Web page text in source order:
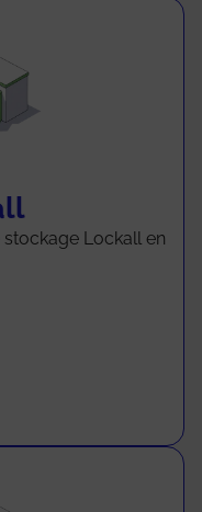
Lockall en